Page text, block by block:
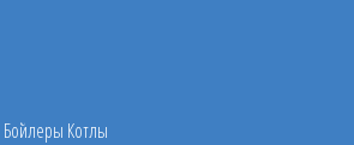
Бойлеры Котлы